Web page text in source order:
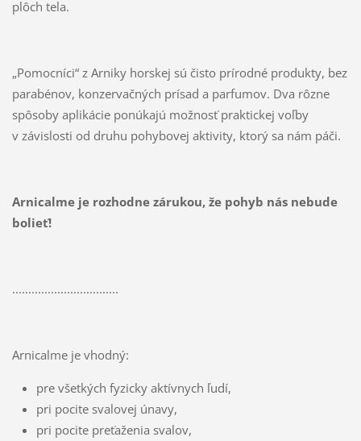
plôch tela.
„Pomocníci“ z Arniky horskej sú čisto prírodné produkty, bez
parabénov, konzervačných prísad a parfumov. Dva rôzne
spôsoby aplikácie ponúkajú možnosť praktickej voľby
v závislosti od druhu pohybovej aktivity, ktorý sa nám páči.
Arnicalme je rozhodne zárukou, že pohyb nás nebude
bolieť!
.................................
Arnicalme je vhodný:
pre všetkých fyzicky aktívnych ľudí,
pri pocite svalovej únavy,
pri pocite preťaženia svalov,